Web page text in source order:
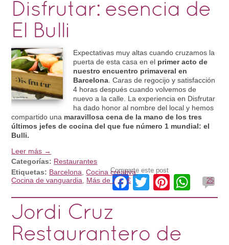
Disfrutar: esencia de
El Bulli
Expectativas muy altas cuando cruzamos la
puerta de esta casa en el primer acto de
nuestro encuentro primaveral en
Barcelona . Caras de regocijo y satisfacción
4 horas después cuando volvemos de
nuevo a la calle. La experiencia en Disfrutar
ha dado honor al nombre del local y hemos
compartido una maravillosa cena de la mano de los tres
últimos jefes de cocina del que fue número 1 mundial: el
Bulli.
Leer más →
Categorías: Restaurantes
Etiquetas: Barcelona ,Cocina creativa,
Cocina de vanguardia
Más de 100 €
Comparte este post
Facebook
Twitter 25
Jordi Cruz
Restaurantero de